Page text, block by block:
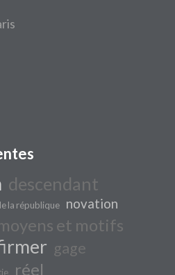
descendant
la république novation
et motifs
gage
réel